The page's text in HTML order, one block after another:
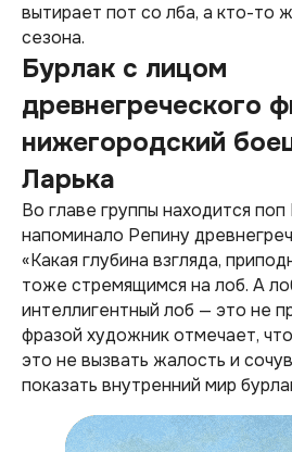
вытирает пот со лба, а кто-то
сезона.
Бурлак с лицом
древнегреческого
нижегородский
Ларька
Во главе группы находится
напоминало Репину
«Какая глубина взгляда,
тоже стремящимся на лоб. А
интеллигентный лоб — это не
фразой художник отмечает,
это не вызвать жалость и
показать внутренний мир